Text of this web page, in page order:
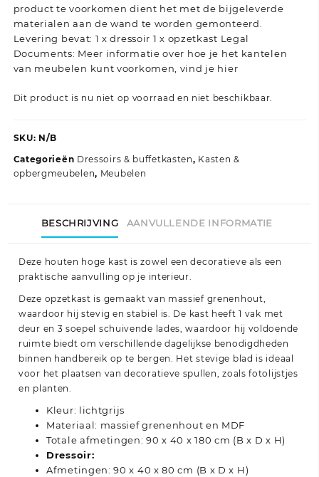
product te voorkomen dient het met de bijgeleverde
materialen aan de wand te worden gemonteerd.
Levering bevat: 1 x dressoir 1 x opzetkast Legal
Documents: Meer informatie over hoe je het kantelen
van meubelen kunt voorkomen, vind je hier
Dit product is nu niet op voorraad en niet beschikbaar.
SKU: N/B
Categorieën Dressoirs & buffetkasten, Kasten &
opbergmeubelen, Meubelen
BESCHRIJVING AANVULLENDE INFORMATIE
Deze houten hoge kast is zowel een decoratieve als een
praktische aanvulling op je interieur.
Deze opzetkast is gemaakt van massief grenenhout,
waardoor hij stevig en stabiel is. De kast heeft 1 vak met
deur en 3 soepel schuivende lades, waardoor hij voldoende
ruimte biedt om verschillende dagelijkse benodigdheden
binnen handbereik op te bergen. Het stevige blad is ideaal
voor het plaatsen van decoratieve spullen, zoals fotolijstjes
en planten.
Kleur: lichtgrijs
Materiaal: massief grenenhout en MDF
Totale afmetingen: 90 x 40 x 180 cm (B x D x H)
Dressoir:
Afmetingen: 90 x 40 x 80 cm (B x D x H)